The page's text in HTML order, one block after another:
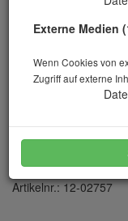
Riffelteiler RT
Artikelnr.: 12-02757
Externe Medien
Wenn Cookies von
Zugriff auf externe